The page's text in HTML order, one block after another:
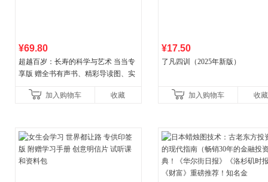
¥69.80
超越百岁：长寿的科学与艺术 当当专
享版 赠全书有声书、精彩导读图、实
权益
加入购物车 收藏
¥17.50
了凡四训（2025年新版）
加入购物车 收藏